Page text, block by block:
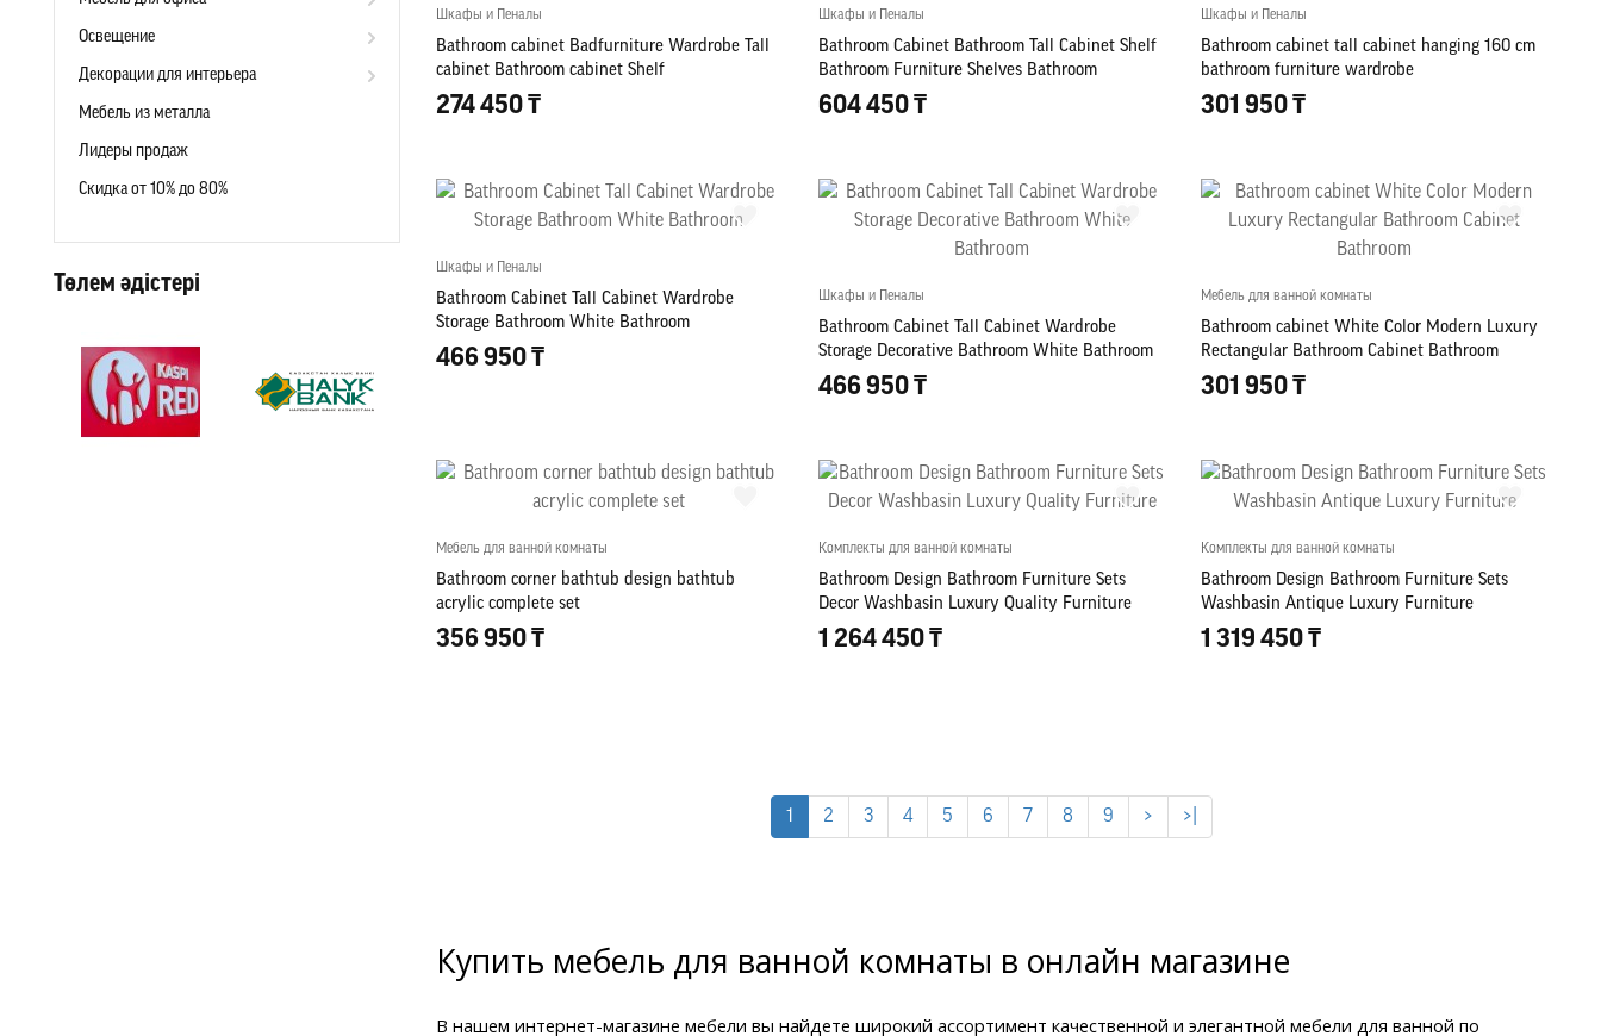
Освещение
Декорации для интерьера
Мебель из металла
Лидеры продаж
Скидка от 10% до 80%
Төлем әдістері
Шкафы и Пеналы
Bathroom cabinet Badfurniture Wardrobe Tall
cabinet Bathroom cabinet Shelf
274 450 ₸
Шкафы и Пеналы
Bathroom Cabinet Bathroom Tall Cabinet Shelf
Bathroom Furniture Shelves Bathroom
604 450 ₸
Шкафы и Пеналы
Bathroom cabinet tall cabinet hanging 160 cm
bathroom furniture wardrobe
301 950 ₸
Шкафы и Пеналы
Bathroom Cabinet Tall Cabinet Wardrobe
Storage Bathroom White Bathroom
466 950 ₸
Шкафы и Пеналы
Bathroom Cabinet Tall Cabinet Wardrobe
Storage Decorative Bathroom White Bathroom
466 950 ₸
Мебель для ванной комнаты
Bathroom cabinet White Color Modern Luxury
Rectangular Bathroom Cabinet Bathroom
301 950 ₸
Мебель для ванной комнаты
Bathroom corner bathtub design bathtub
acrylic complete set
356 950 ₸
Комплекты для ванной комнаты
Bathroom Design Bathroom Furniture Sets
Decor Washbasin Luxury Quality Furniture
1 264 450 ₸
Комплекты для ванной комнаты
Bathroom Design Bathroom Furniture Sets
Washbasin Antique Luxury Furniture
1 319 450 ₸
1 2 3 4 5 6 7 8 9 > >|
Купить мебель для ванной комнаты в онлайн магазине
В нашем интернет-магазине мебели вы найдете широкий ассортимент качественной и элегантной мебели для ванной по